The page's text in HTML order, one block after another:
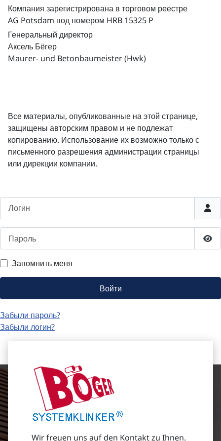
Компания зарегистрирована в торговом реестре
AG Potsdam под номером HRB 15325 P
Генеральный директор
Аксель Бёгер
Maurer- und Betonbaumeister (Hwk)
Все материалы, опубликованные на этой странице,
защищены авторским правом и не подлежат
копированию. Использование их возможно только с
письменного разрешения администрации страницы
или дирекции компании.
Логин
Запомнить меня
Войти
Забыли пароль?
Забыли логин?
Wir freuen uns auf den Kontakt zu Ihnen.